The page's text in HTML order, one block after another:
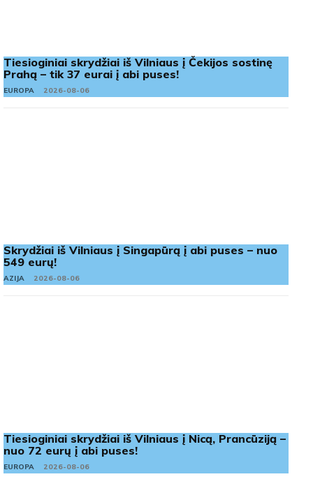
Tiesioginiai skrydžiai iš Vilniaus į Čekijos sostinę
Prahą – tik 37 eurai į abi puses!
EUROPA 2026-08-06
Skrydžiai iš Vilniaus į Singapūrą į abi puses – nuo
549 eurų!
AZIJA 2026-08-06
Tiesioginiai skrydžiai iš Vilniaus į Nicą, Prancūziją –
nuo 72 eurų į abi puses!
EUROPA 2026-08-06